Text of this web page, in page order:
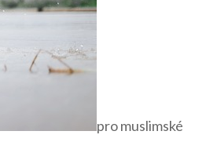
pro muslimské​